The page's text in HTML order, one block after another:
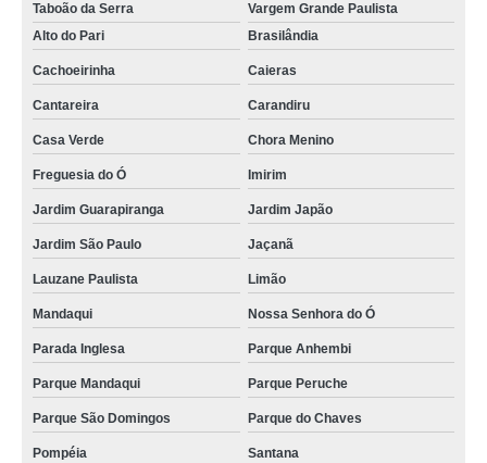
Taboão da Serra
Vargem Grande Paulista
Alto do Pari
Brasilândia
Cachoeirinha Caieras
Cantareira Carandiru
Casa Verde Chora Menino
Freguesia do Ó Imirim
Jardim Guarapiranga Jardim Japão
Jardim São Paulo Jaçanã
Lauzane Paulista Limão
Mandaqui Nossa Senhora do Ó
Parada Inglesa Parque Anhembi
Parque Mandaqui Parque Peruche
Parque São Domingos Parque do Chaves
Pompéia Santana